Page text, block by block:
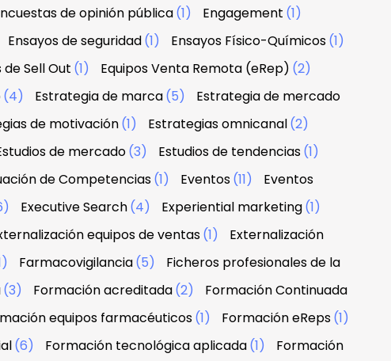
de opinión pública(1) Engagement (1)
Ensayos de seguridad(1) Ensayos Físico-Químicos(1)
de Sell Out (1) Equipos Venta Remota (eRep) (2)
(4) Estrategia de marca(5)
Estrategia de mercado
de motivación(1) Estrategias omnicanal(2)
de mercado(3) Estudios de tendencias(1)
de Competencias(1) Eventos(11)
Eventos
Executive Search(4) Experiential marketing(1)
equipos de ventas(1)
Externalización
Farmacovigilancia(5)
Ficheros profesionales de la
(3) Formación acreditada(2)
Formación Continuada
equipos farmacéuticos(1) Formación eReps(1)
(6) Formación tecnológica aplicada(1)
Formación